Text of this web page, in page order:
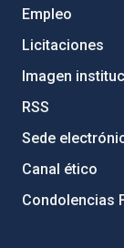
Empleo
Licitaciones
Imagen
RSS
Sede
Canal ético
Condolencias